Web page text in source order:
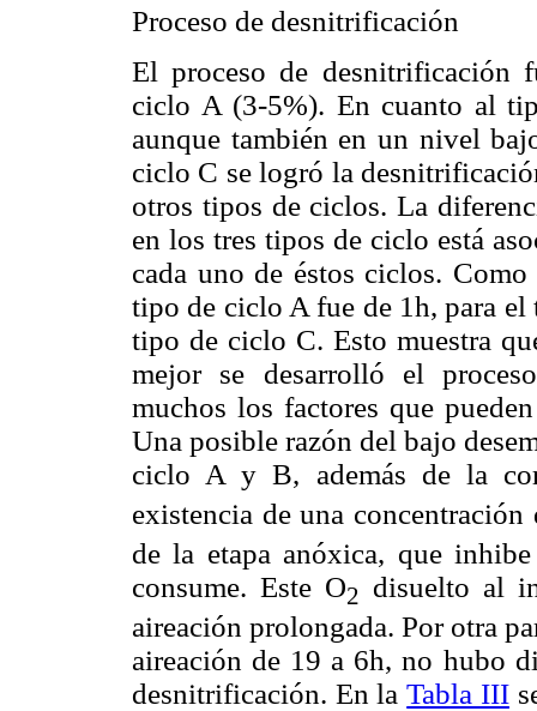
Proceso de desnitrificación
El proceso de desnitrificación
ciclo A (3-5%). En cuanto al
aunque también en un nivel
ciclo C se logró la
otros tipos de ciclos. La
en los tres tipos de ciclo está
cada uno de éstos ciclos.
tipo de ciclo A fue de 1h, para
tipo de ciclo C. Esto muestra
mejor se desarrolló el
muchos los factores que
Una posible razón del bajo
ciclo A y B, además de la
existencia de una concentración
de la etapa anóxica, que
consume. Este O2 disuelto al
aireación prolongada. Por otra
aireación de 19 a 6h, no hubo
desnitrificación. En laTabla III